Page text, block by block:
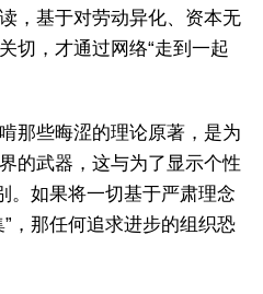
，基于对劳动异化、资本无
切，才通过网络“走到一起
那些晦涩的理论原著，是为
的武器，这与为了显示个性
。如果将一切基于严肃理念
，那任何追求进步的组织恐